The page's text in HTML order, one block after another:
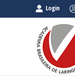
Login